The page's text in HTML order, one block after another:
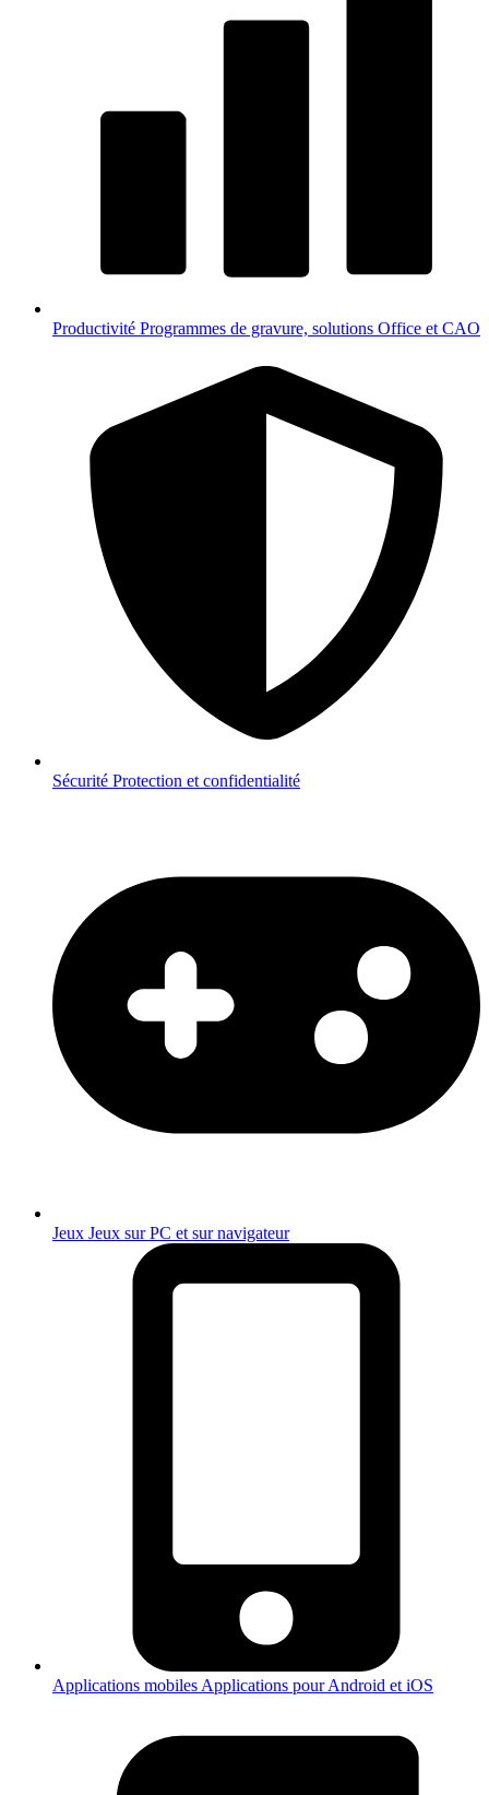
Productivité Programmes de gravure, solutions Office et CAO
Sécurité Protection et confidentialité
Jeux Jeux sur PC et sur navigateur
Applications mobiles Applications pour Android et iOS